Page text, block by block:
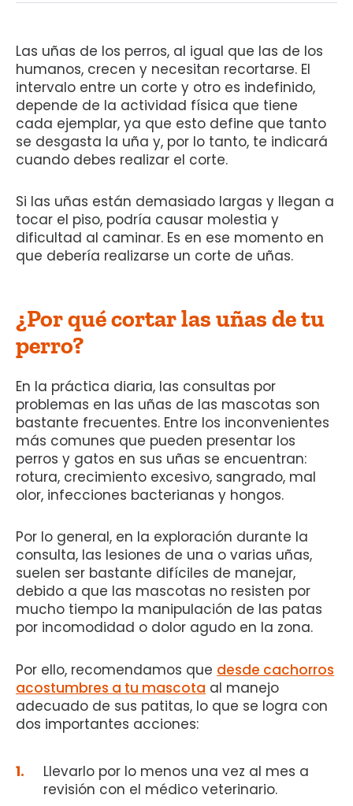
Las uñas de los perros, al igual que las de los
humanos, crecen y necesitan recortarse. El
intervalo entre un corte y otro es indefinido,
depende de la actividad física que tiene
cada ejemplar, ya que esto define que tanto
se desgasta la uña y, por lo tanto, te indicará
cuando debes realizar el corte.
Si las uñas están demasiado largas y llegan a
tocar el piso, podría causar molestia y
dificultad al caminar. Es en ese momento en
que debería realizarse un corte de uñas.
¿Por qué cortar las uñas de tu
perro?
En la práctica diaria, las consultas por
problemas en las uñas de las mascotas son
bastante frecuentes. Entre los inconvenientes
más comunes que pueden presentar los
perros y gatos en sus uñas se encuentran:
rotura, crecimiento excesivo, sangrado, mal
olor, infecciones bacterianas y hongos.
Por lo general, en la exploración durante la
consulta, las lesiones de una o varias uñas,
suelen ser bastante difíciles de manejar,
debido a que las mascotas no resisten por
mucho tiempo la manipulación de las patas
por incomodidad o dolor agudo en la zona.
Por ello, recomendamos que desde cachorros
acostumbres a tu mascota al manejo
adecuado de sus patitas, lo que se logra con
dos importantes acciones:
Llevarlo por lo menos una vez al mes a
revisión con el médico veterinario.